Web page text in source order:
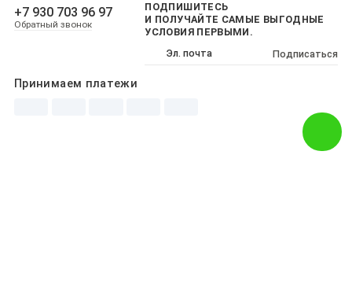
ПОДПИШИТЕСЬ
И ПОЛУЧАЙТЕ САМЫЕ ВЫГОДНЫЕ
УСЛОВИЯ ПЕРВЫМИ.
Подписаться
Принимаем платежи
+7 930 703 96 97
Обратный звонок